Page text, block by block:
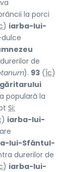
la porci
) iarba-lui-
de
). 93 (Îc)
populară la
Si:
) iarba-lui-
lui-Sfântul-
durerilor de
) iarba-lui-